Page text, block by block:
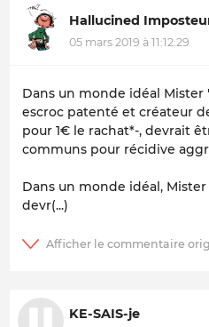
Hallucined
05 mars 2019 à 11:12:29
Dans un monde idéal Mister
escroc patenté et créateur
pour 1€ le rachat*-, devrait
communs pour récidive
Dans un monde idéal,
devr(...)
KE-SAIS-je